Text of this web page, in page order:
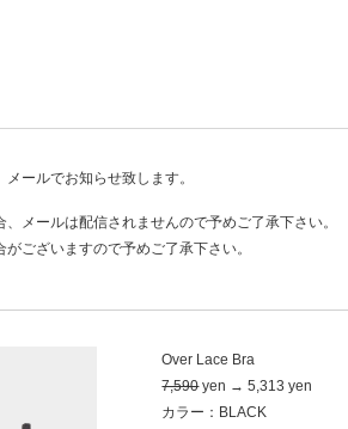
ールでお知らせ致します。
メールは配信されませんので予めご了承下さい。
ございますので予めご了承下さい。
Over Lace Bra
7,590yen → 5,313 yen
カラー：BLACK